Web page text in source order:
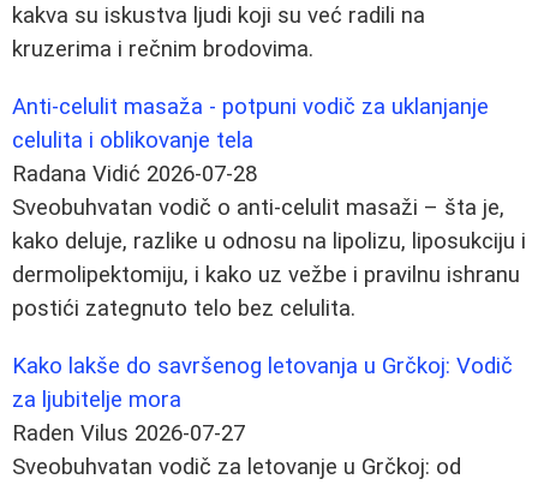
kakva su iskustva ljudi koji su već radili na
kruzerima i rečnim brodovima.
Anti-celulit masaža - potpuni vodič za uklanjanje
celulita i oblikovanje tela
Radana Vidić 2026-07-28
Sveobuhvatan vodič o anti-celulit masaži – šta je,
kako deluje, razlike u odnosu na lipolizu, liposukciju i
dermolipektomiju, i kako uz vežbe i pravilnu ishranu
postići zategnuto telo bez celulita.
Kako lakše do savršenog letovanja u Grčkoj: Vodič
za ljubitelje mora
Raden Vilus 2026-07-27
Sveobuhvatan vodič za letovanje u Grčkoj: od